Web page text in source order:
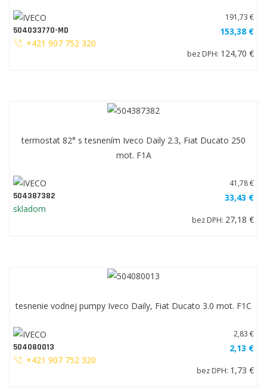
504033770-MD
+421 907 752 320
191,73 €
153,38 €
bez DPH: 124,70 €
termostat 82° s tesnením Iveco Daily 2.3, Fiat Ducato 250
mot. F1A
504387382
skladom
41,78 €
33,43 €
bez DPH: 27,18 €
tesnenie vodnej pumpy Iveco Daily, Fiat Ducato 3.0 mot. F1C
504080013
+421 907 752 320
2,83 €
2,13 €
bez DPH: 1,73 €